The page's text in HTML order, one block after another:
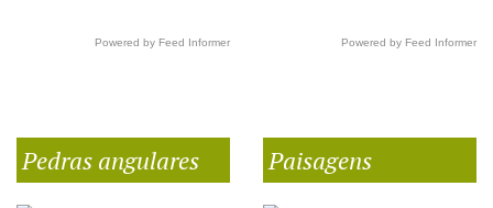
Powered by Feed Informer Powered by Feed Informer
Pedras angulares Paisagens